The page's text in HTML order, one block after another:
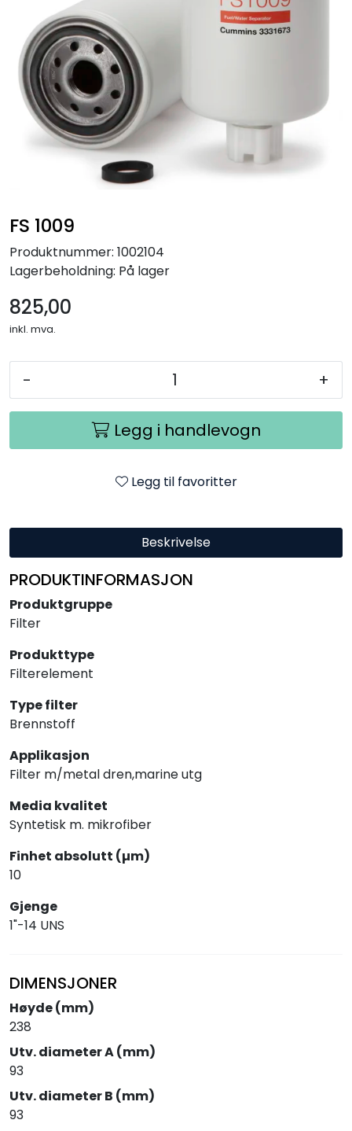
FS 1009
Produktnummer: 1002104
Lagerbeholdning: På lager
825,00
inkl. mva.
- +
Legg i handlevogn
Legg til favoritter
Beskrivelse
PRODUKTINFORMASJON
Produktgruppe
Filter
Produkttype
Filterelement
Type filter
Brennstoff
Applikasjon
Filter m/metal dren,marine utg
Media kvalitet
Syntetisk m. mikrofiber
Finhet absolutt (µm)
10
Gjenge
1"-14 UNS
DIMENSJONER
Høyde (mm)
238
Utv. diameter A (mm)
93
Utv. diameter B (mm)
93